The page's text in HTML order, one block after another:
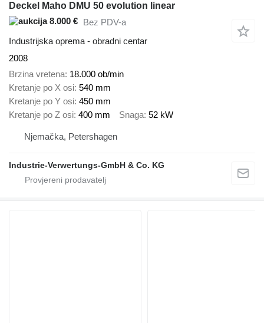
Deckel Maho DMU 50 evolution linear
8.000 € Bez PDV-a
Industrijska oprema - obradni centar
2008
Brzina vretena 18.000 ob/min
Kretanje po X osi 540 mm
Kretanje po Y osi 450 mm
Kretanje po Z osi 400 mm Snaga 52 kW
Njemačka, Petershagen
Industrie-Verwertungs-GmbH & Co. KG